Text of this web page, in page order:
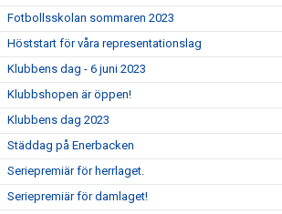
Fotbollsskolan sommaren 2023
Höststart för våra representationslag
Klubbens dag - 6 juni 2023
Klubbshopen är öppen!
Klubbens dag 2023
Städdag på Enerbacken
Seriepremiär för herrlaget.
Seriepremiär för damlaget!